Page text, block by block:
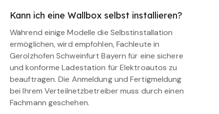
Kann ich eine Wallbox selbst installieren?
Während einige Modelle die Selbstinstallation
ermöglichen, wird empfohlen, Fachleute in
Gerolzhofen Schweinfurt Bayern für eine sichere
und konforme Ladestation für Elektroautos zu
beauftragen. Die Anmeldung und Fertigmeldung
bei Ihrem Verteilnetzbetreiber muss durch einen
Fachmann geschehen.